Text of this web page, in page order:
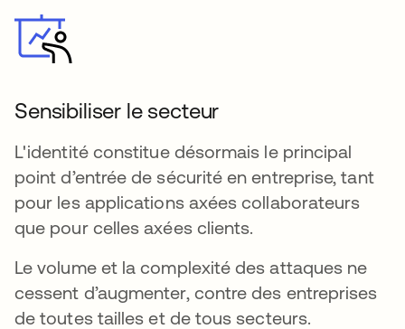
Sensibiliser le secteur
L'identité constitue désormais le principal
point d’entrée de sécurité en entreprise, tant
pour les applications axées collaborateurs
que pour celles axées clients.
Le volume et la complexité des attaques ne
cessent d’augmenter, contre des entreprises
de toutes tailles et de tous secteurs.